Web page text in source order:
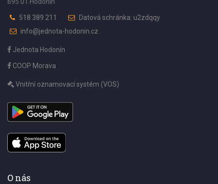
518 389 211
Datová schránka: u2zdqqy
info@jednota-hodonin.cz
Jednota Hodonín
COOP Morava
Vnitřní oznamovací systém (VOS)
O nás